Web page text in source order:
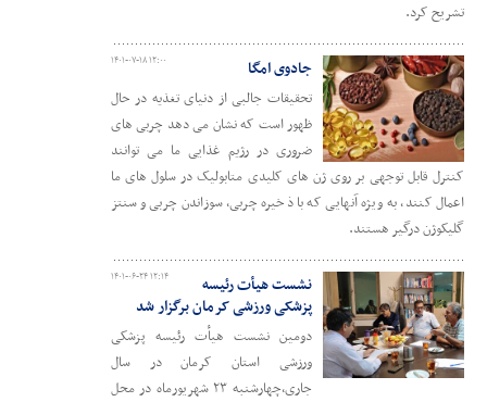
تشریح کرد.
۱۴۰۱-۰۷-۱۸ ۱۲:۰۰ جادوی امگا
تحقیقات جالبی از دنیای تغذیه در حال
ظهور است که نشان می دهد چربی های
ضروری در رژیم غذایی ما می توانند
کنترل قابل توجهی بر روی ژن های کلیدی متابولیک در سلول های ما
اعمال کنند، به ویژه آنهایی که با ذخیره چربی، سوزاندن چربی و سنتز
گلیکوژن درگیر هستند.
۱۴۰۱-۰۶-۲۴ ۱۲:۱۴
نشست هیأت رئیسه
پزشکی ورزشی کرمان برگزار شد
دومین نشست هیأت رئیسه پزشکی
ورزشی استان کرمان در سال
جاری،چهارشنبه ۲۳ شهریورماه در محل